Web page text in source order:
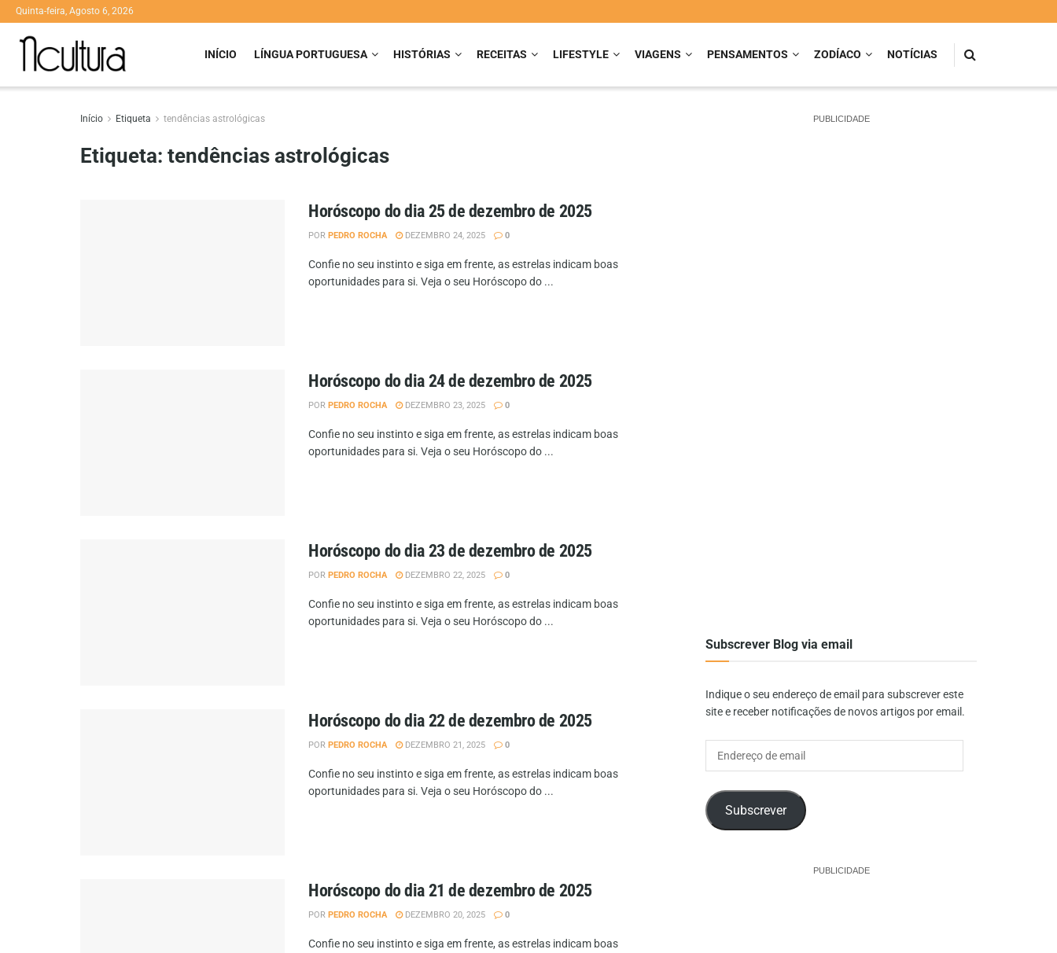
Quinta-feira, Agosto 6, 2026
INÍCIO LÍNGUA PORTUGUESA HISTÓRIAS RECEITAS LIFESTYLE VIAGENS PENSAMENTOS ZODÍACO NOTÍCIAS
Início Etiqueta tendências astrológicas
Etiqueta: tendências astrológicas
Horóscopo do dia 25 de dezembro de 2025
POR PEDRO ROCHA DEZEMBRO 24, 2025 0
Confie no seu instinto e siga em frente, as estrelas indicam boas
oportunidades para si. Veja o seu Horóscopo do ...
Horóscopo do dia 24 de dezembro de 2025
POR PEDRO ROCHA DEZEMBRO 23, 2025 0
Confie no seu instinto e siga em frente, as estrelas indicam boas
oportunidades para si. Veja o seu Horóscopo do ...
Horóscopo do dia 23 de dezembro de 2025
POR PEDRO ROCHA DEZEMBRO 22, 2025 0
Confie no seu instinto e siga em frente, as estrelas indicam boas
oportunidades para si. Veja o seu Horóscopo do ...
Horóscopo do dia 22 de dezembro de 2025
POR PEDRO ROCHA DEZEMBRO 21, 2025 0
Confie no seu instinto e siga em frente, as estrelas indicam boas
oportunidades para si. Veja o seu Horóscopo do ...
Horóscopo do dia 21 de dezembro de 2025
POR PEDRO ROCHA DEZEMBRO 20, 2025 0
Confie no seu instinto e siga em frente, as estrelas indicam boas
PUBLICIDADE
Subscrever Blog via email
Indique o seu endereço de email para subscrever este
site e receber notificações de novos artigos por email.
Subscrever
PUBLICIDADE